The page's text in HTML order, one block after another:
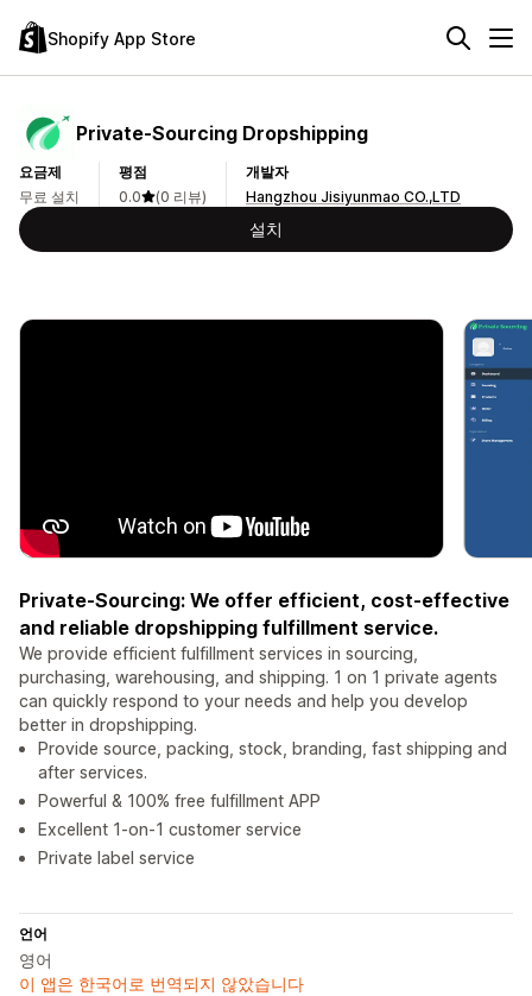
Shopify App Store
Private‑Sourcing Dropshipping
요금제
무료 설치
평점
0.0
(0 리뷰)
개발자
Hangzhou Jisiyunmao CO.,LTD
설치
Private-Sourcing: We offer efficient, cost-effective
and reliable dropshipping fulfillment service.
We provide efficient fulfillment services in sourcing,
purchasing, warehousing, and shipping. 1 on 1 private agents
can quickly respond to your needs and help you develop
better in dropshipping.
Provide source, packing, stock, branding, fast shipping and
after services.
Powerful & 100% free fulfillment APP
Excellent 1-on-1 customer service
Private label service
언어
영어
이 앱은 한국어로 번역되지 않았습니다